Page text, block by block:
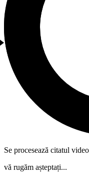
Se procesează citatul
vă rugăm așteptați...